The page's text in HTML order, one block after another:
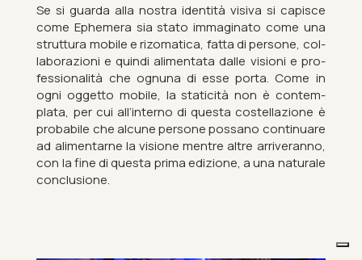
Se si guarda alla nos­tra iden­tità vi­s­iva si capisce
come Eph­em­era sia stato im­ma­ginato come una
strut­tura mo­bile e ri­zo­mat­ica, fatta di per­sone, col­
laborazioni e quindi al­i­mentata dalle vis­ioni e pro­
fes­sion­alità che ognuna di esse porta. Come in
ogni og­getto mo­bile, la stati­cità non è con­tem­
plata, per cui all’in­terno di questa cos­tellazione è
prob­abile che al­cune per­sone possano con­tinu­are
ad al­i­ment­arne la vis­ione mentre altre ar­river­anno,
con la fine di questa prima ed­iz­ione, a una nat­urale
con­clu­sione.